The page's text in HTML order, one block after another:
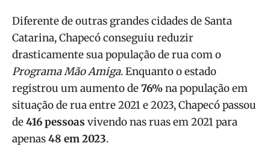
Diferente de outras grandes cidades de Santa
Catarina, Chapecó conseguiu reduzir
drasticamente sua população de rua com o
Programa Mão Amiga. Enquanto o estado
registrou um aumento de76%na população em
situação de rua entre 2021 e 2023, Chapecó passou
de416 pessoas vivendo nas ruas em 2021 para
apenas48 em 2023.